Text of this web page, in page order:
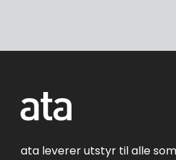
ata leverer utstyr til alle